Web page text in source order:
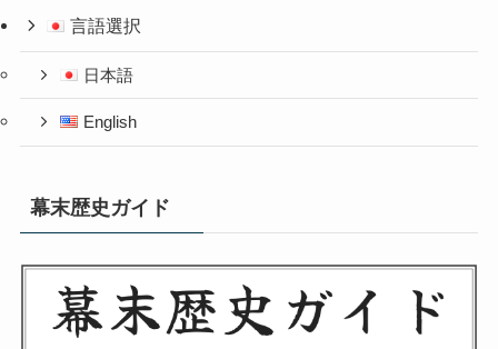
言語選択
日本語
English
幕末歴史ガイド